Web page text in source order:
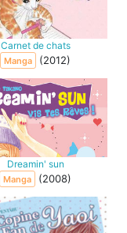
Carnet de chats
Manga (2012)
Dreamin' sun
Manga (2008)